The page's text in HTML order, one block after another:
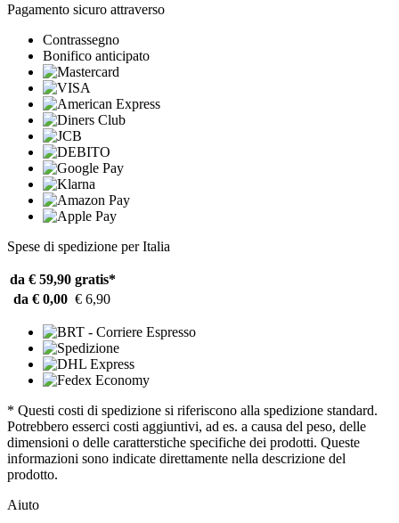
Pagamento sicuro attraverso
Contrassegno
Bonifico anticipato
Spese di spedizione per Italia
da € 59,90 gratis*
da € 0,00 € 6,90
* Questi costi di spedizione si riferiscono alla spedizione standard.
Potrebbero esserci costi aggiuntivi, ad es. a causa del peso, delle
dimensioni o delle caratterstiche specifiche dei prodotti. Queste
informazioni sono indicate direttamente nella descrizione del
prodotto.
Aiuto